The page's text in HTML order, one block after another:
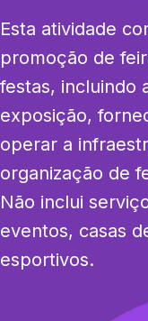
Esta atividade
promoção de
festas, incluindo
exposição,
operar a
organização de
Não inclui
eventos, casas
esportivos.